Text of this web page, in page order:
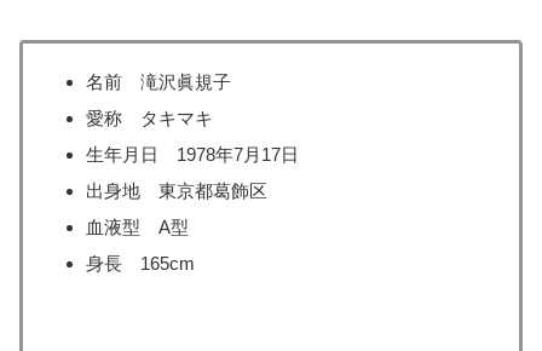
名前 滝沢眞規子
愛称 タキマキ
生年月日 1978年7月17日
出身地 東京都葛飾区
血液型 A型
身長 165cm